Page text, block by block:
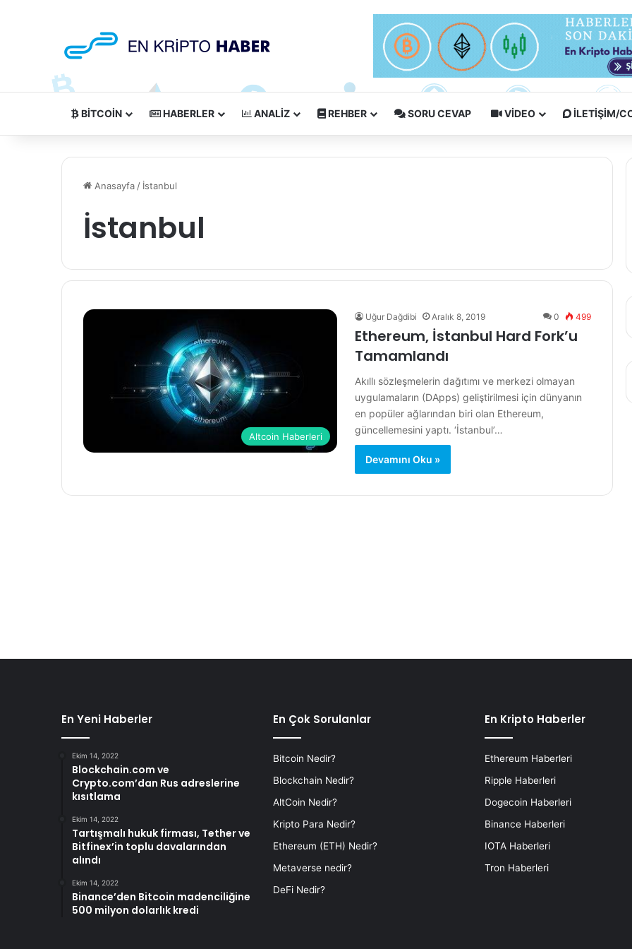
BITCOIN HABERLER ANALIZ REHBER SORU CEVAP VIDEO İLETIŞIM/
Anasayfa / İstanbul
İstanbul
Altcoin Haberleri
Uğur Dağdibi Aralık 8, 2019 0 499
Ethereum, İstanbul Hard Fork’u
Tamamlandı
Akıllı sözleşmelerin dağıtımı ve merkezi olmayan
uygulamaların (DApps) geliştirilmesi için dünyanın
en popüler ağlarından biri olan Ethereum,
güncellemesini yaptı. ‘İstanbul’…
Devamını Oku »
En Yeni Haberler
Ekim 14, 2022
Blockchain.com ve
Crypto.com’dan Rus adreslerine
kısıtlama
Ekim 14, 2022
Tartışmalı hukuk firması, Tether ve
Bitfinex’in toplu davalarından
alındı
Ekim 14, 2022
Binance’den Bitcoin madenciliğine
500 milyon dolarlık kredi
En Çok Sorulanlar
Bitcoin Nedir?
Blockchain Nedir?
AltCoin Nedir?
Kripto Para Nedir?
Ethereum (ETH) Nedir?
Metaverse nedir?
DeFi Nedir?
En Kripto Haberler
Ethereum Haberleri
Ripple Haberleri
Dogecoin Haberleri
Binance Haberleri
IOTA Haberleri
Tron Haberleri